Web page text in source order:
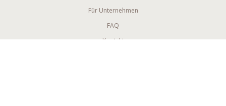
Für Unternehmen
FAQ
Kontakt